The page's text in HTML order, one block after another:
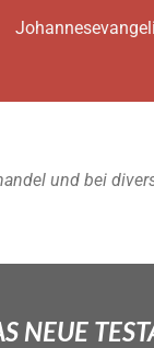
und bei
NEUE